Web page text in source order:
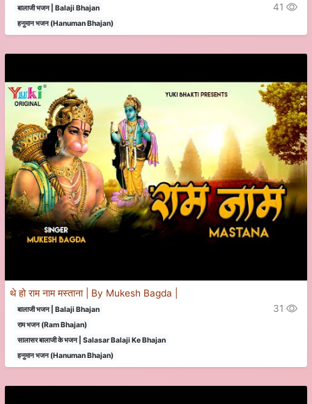
बालाजी भजन | Balaji Bhajan
हनुमान भजन (Hanuman Bhajan)
41
थे हो राम नाम मस्ताना | By Mukesh Bagda |
बालाजी भजन | Balaji Bhajan
राम भजन (Ram Bhajan)
सालासर बालाजी के भजन | Salasar Balaji Ke Bhajan
हनुमान भजन (Hanuman Bhajan)
31